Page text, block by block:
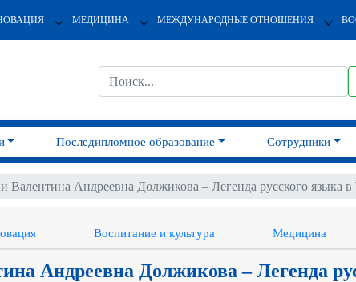
МЕДИЦИНА МЕЖДУНАРОДНЫЕ ОТНОШЕНИЯ
Последипломное образование Сотрудники
Андреевна Должикова – Легенда русского языка в
Воспитание и культура Медицина
Андреевна Должикова – Легенда